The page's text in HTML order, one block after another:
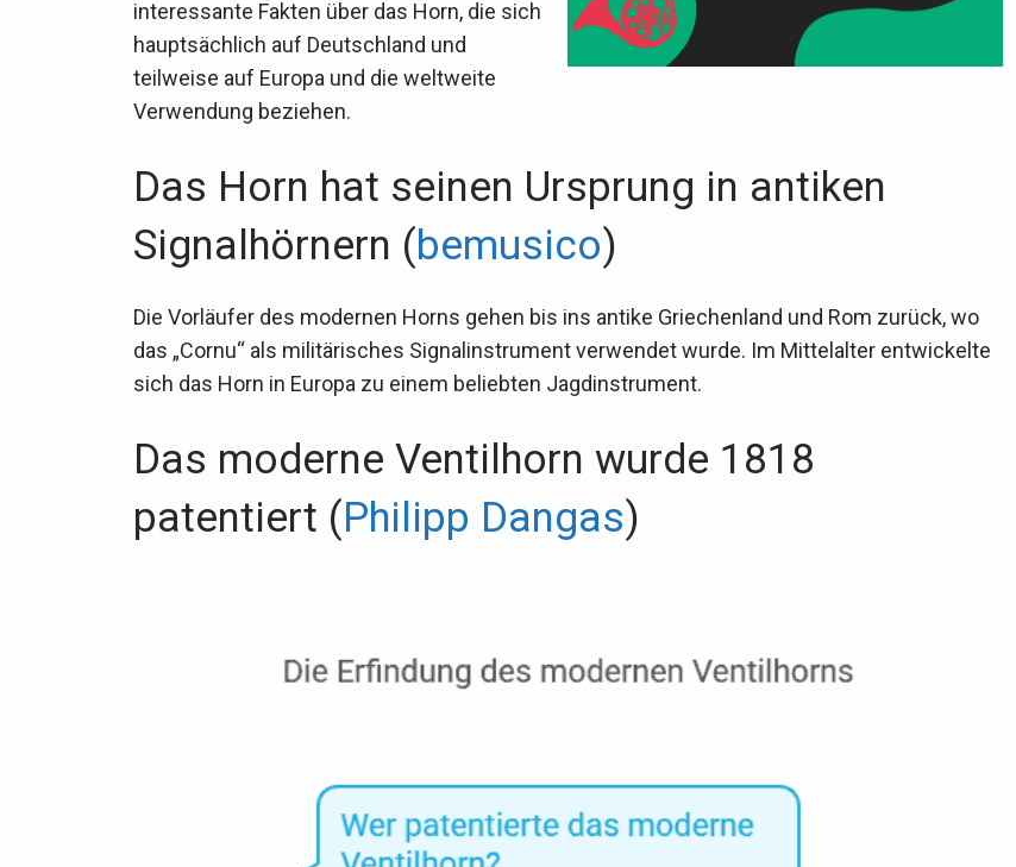
interessante Fakten über das Horn, die sich
hauptsächlich auf Deutschland und
teilweise auf Europa und die weltweite
Verwendung beziehen.
Das Horn hat seinen Ursprung in antiken
Signalhörnern (bemusico)
Die Vorläufer des modernen Horns gehen bis ins antike Griechenland und Rom zurück, wo
das „Cornu“ als militärisches Signalinstrument verwendet wurde. Im Mittelalter entwickelte
sich das Horn in Europa zu einem beliebten Jagdinstrument.
Das moderne Ventilhorn wurde 1818
patentiert (Philipp Dangas)